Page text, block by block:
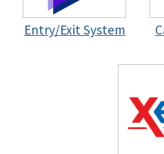
Entry/Exit System